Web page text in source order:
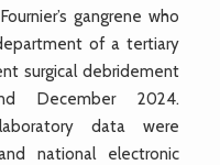
gangrene who
of a tertiary
surgical debridement
December 2024.
data were
national electronic